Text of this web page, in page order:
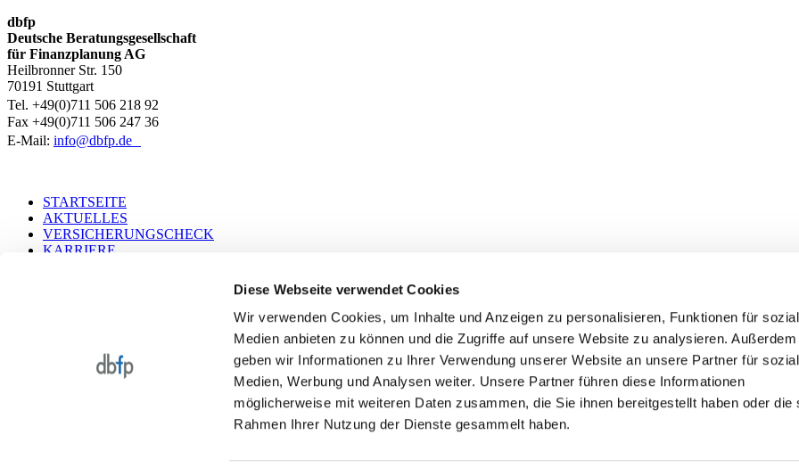
Diese Webseite verwendet Cookies
Wir verwenden Cookies, um Inhalte und Anzeigen zu personalisieren, Funktionen für
Medien anbieten zu können und die Zugriffe auf unsere Website zu analysieren. Außerdem
geben wir Informationen zu Ihrer Verwendung unserer Website an unsere Partner für
Medien, Werbung und Analysen weiter. Unsere Partner führen diese Informationen
möglicherweise mit weiteren Daten zusammen, die Sie ihnen bereitgestellt haben oder die
Rahmen Ihrer Nutzung der Dienste gesammelt haben.
dbfp
Deutsche Beratungsgesellschaft
für Finanzplanung AG
Heilbronner Str. 150
70191 Stuttgart
Tel. +49(0)711 506 218 92
Fax +49(0)711 506 247 36
E-Mail: info@dbfp.de
Footer
one
STARTSEITE
AKTUELLES
VERSICHERUNGSCHECK
KARRIERE
DATENSCHUTZ
IMPRESSUM
© 2025 dbfp Deutsche Beratungsgesellschaft für Finanzplanung